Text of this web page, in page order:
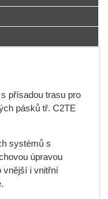
přísadou trasu pro
pásků tř. C2TE
systémů s
úpravou
vnější i vnitřní